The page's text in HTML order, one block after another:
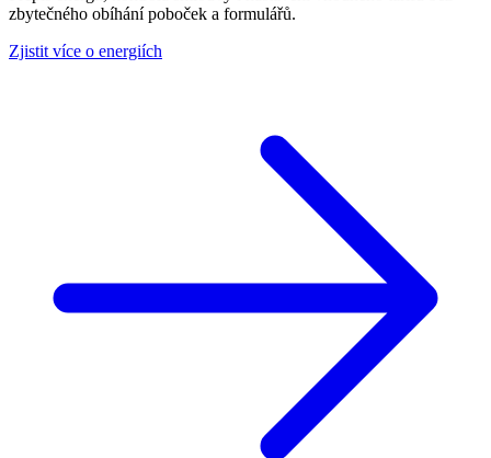
zbytečného obíhání poboček a formulářů.
Zjistit více o energiích